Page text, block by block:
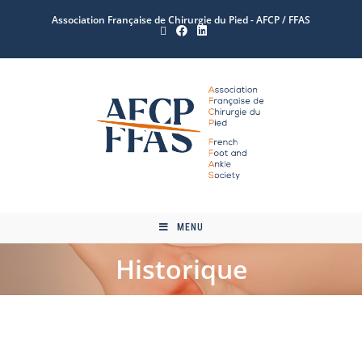
Association Française de Chirurgie du Pied - AFCP / FFAS
MENU
Historique